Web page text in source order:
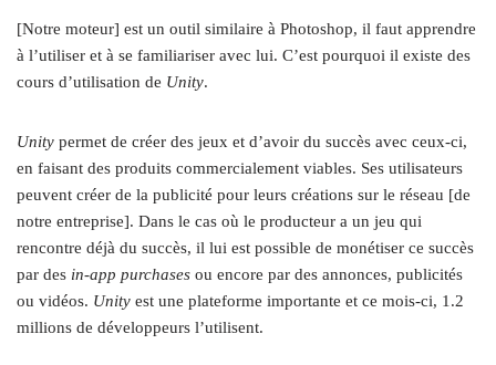
[Notre moteur] est un outil similaire à Photoshop, il faut apprendre
à l’utiliser et à se familiariser avec lui. C’est pourquoi il existe des
cours d’utilisation de Unity.
Unity permet de créer des jeux et d’avoir du succès avec ceux-ci,
en faisant des produits commercialement viables. Ses utilisateurs
peuvent créer de la publicité pour leurs créations sur le réseau [de
notre entreprise]. Dans le cas où le producteur a un jeu qui
rencontre déjà du succès, il lui est possible de monétiser ce succès
par des in-app purchases ou encore par des annonces, publicités
ou vidéos. Unity est une plateforme importante et ce mois-ci, 1.2
millions de développeurs l’utilisent.